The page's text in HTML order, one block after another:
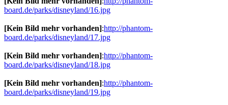
board.de/parks/disneyland/16.jpg
[Kein Bild mehr vorhanden]:http://phantom-
board.de/parks/disneyland/17.jpg
[Kein Bild mehr vorhanden]:http://phantom-
board.de/parks/disneyland/18.jpg
[Kein Bild mehr vorhanden]:http://phantom-
board.de/parks/disneyland/19.jpg